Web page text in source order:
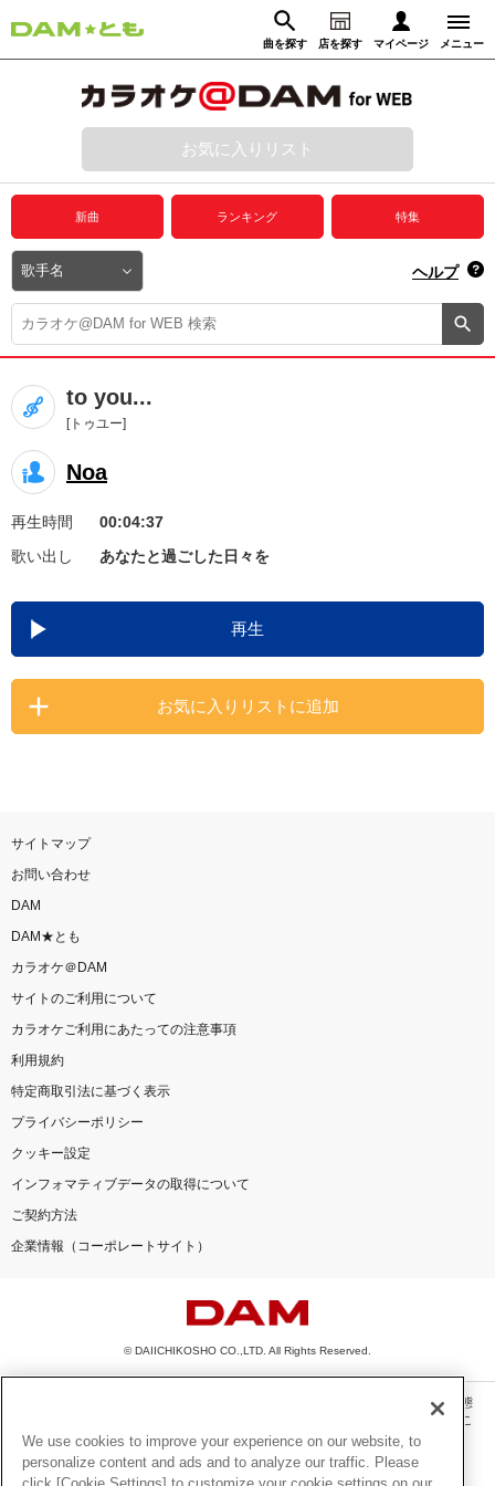
曲を探す 店を探す マイページ メニュー
動画からさがす 録音からさがす
ログイン
プレミアムサービス
DAM★とも動画
DAM★とも録音
カラオケ＠DAM
ユーザー検索
キャンペーン
お知らせ よくあるご質問
DAMの新曲・ランキングなど
カラオケ最新情報をチェック！
お気に入りリスト
新曲 ランキング 特集
ヘルプ
to you...
[トゥユー]
Noa
再生時間
00:04:37
歌い出し
あなたと過ごした日々を
再生
お気に入りリストに追加
サイトマップ
お問い合わせ
DAM
DAM★とも
カラオケ＠DAM
サイトのご利用について
カラオケご利用にあたっての注意事項
利用規約
特定商取引法に基づく表示
プライバシーポリシー
クッキー設定
インフォマティブデータの取得について
ご契約方法
企業情報（コーポレートサイト）
© DAIICHIKOSHO CO.,LTD. All Rights Reserved.
このサイトに掲載されている一切の文章・画像・写真・動画・音声等を、手段や形態
を問わず、著作権法の定める範囲を超えて無断で複製、転載、ファイル化などするこ
とを禁じます。
楽曲及びコンテンツは、機種によりご利用いただけない場合があります。
We use cookies to improve your experience on our website, to
personalize content and ads and to analyze our traffic. Please